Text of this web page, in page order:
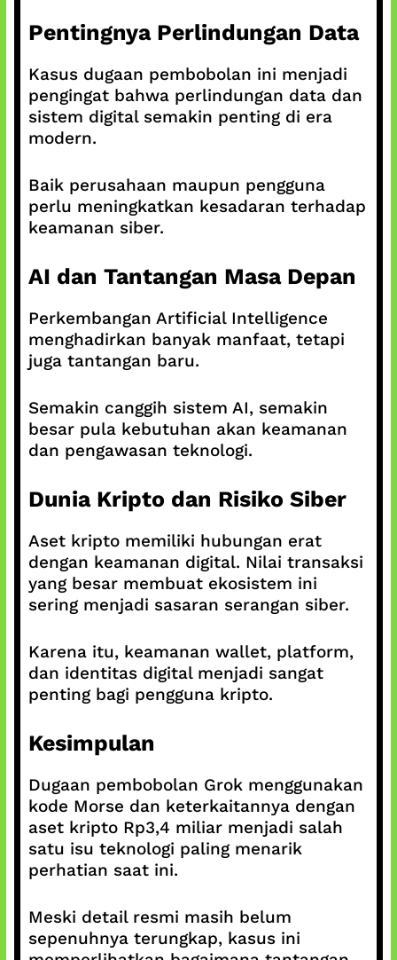
Pentingnya Perlindungan Data
Kasus dugaan pembobolan ini menjadi
pengingat bahwa perlindungan data dan
sistem digital semakin penting di era
modern.
Baik perusahaan maupun pengguna
perlu meningkatkan kesadaran terhadap
keamanan siber.
AI dan Tantangan Masa Depan
Perkembangan Artificial Intelligence
menghadirkan banyak manfaat, tetapi
juga tantangan baru.
Semakin canggih sistem AI, semakin
besar pula kebutuhan akan keamanan
dan pengawasan teknologi.
Dunia Kripto dan Risiko Siber
Aset kripto memiliki hubungan erat
dengan keamanan digital. Nilai transaksi
yang besar membuat ekosistem ini
sering menjadi sasaran serangan siber.
Karena itu, keamanan wallet, platform,
dan identitas digital menjadi sangat
penting bagi pengguna kripto.
Kesimpulan
Dugaan pembobolan Grok menggunakan
kode Morse dan keterkaitannya dengan
aset kripto Rp3,4 miliar menjadi salah
satu isu teknologi paling menarik
perhatian saat ini.
Meski detail resmi masih belum
sepenuhnya terungkap, kasus ini